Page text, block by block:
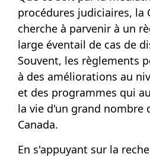
procédures judiciaires, la
cherche à parvenir à un
large éventail de cas de
Souvent, les règlements
à des améliorations au
et des programmes qui
la vie d'un grand nombre
Canada.
En s'appuyant sur la